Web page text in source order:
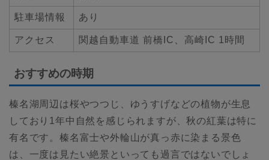
駐車場情報 あり
アクセス 関越自動車道 前橋IC、高崎IC 1時間
おすすめの時期
榛名湖周辺は桜やつつじ、ゆうすげなどの植物が生息
しており1年中自然を感じられますが、秋の紅葉は特に
有名です。榛名富士や外輪山が真っ赤に染まる景色
は、一度は見たい絶景といっても過言ではないでしょ